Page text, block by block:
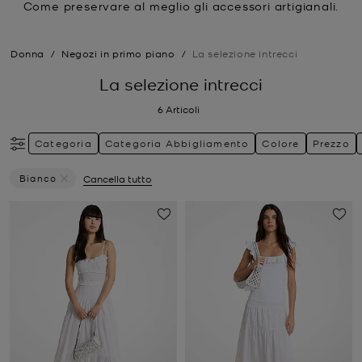
Come preservare al meglio gli accessori artigianali.
Donna / Negozi in primo piano / La selezione intrecci
La selezione intrecci
6Articoli
Categoria Categoria Abbigliamento Colore Prezzo
Bianco
Cancella tutto